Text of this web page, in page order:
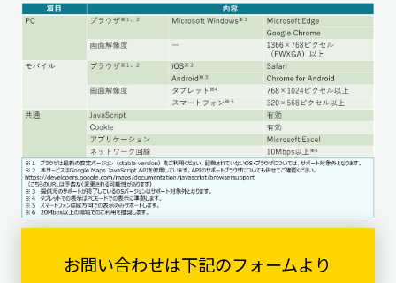
お問い合わせは下記のフォームより